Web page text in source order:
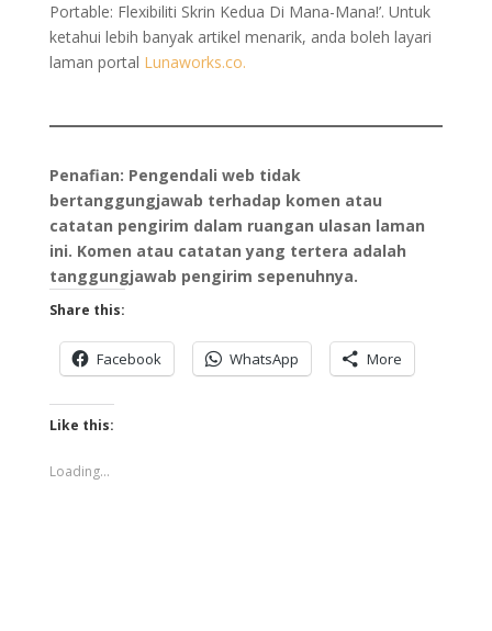
Portable: Flexibiliti Skrin Kedua Di Mana-Mana!’. Untuk
ketahui lebih banyak artikel menarik, anda boleh layari
laman portal Lunaworks.co.
Penafian: Pengendali web tidak
bertanggungjawab terhadap komen atau
catatan pengirim dalam ruangan ulasan laman
ini. Komen atau catatan yang tertera adalah
tanggungjawab pengirim sepenuhnya.
Share this:
Facebook WhatsApp More
Like this:
Loading...